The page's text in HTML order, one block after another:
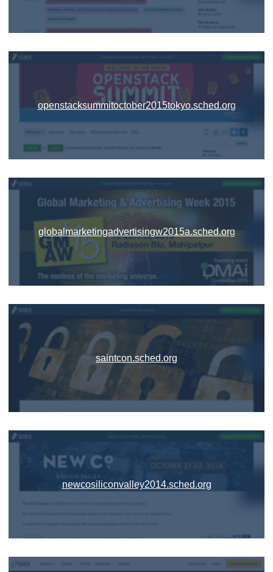
openstacksummitoctober2015tokyo.sched.org
globalmarketingadvertisingw2015a.sched.org
saintcon.sched.org
newcosiliconvalley2014.sched.org